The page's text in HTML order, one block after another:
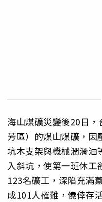
海山煤礦災變後20日
芳區）的煤山煤礦，因
坑木支架與機械潤滑油
入斜坑，使第一班休工
123名礦工，深陷充滿
成101人罹難，僥倖存